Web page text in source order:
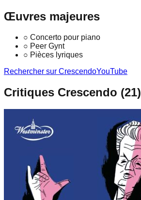
Œuvres majeures
○ Concerto pour piano
○ Peer Gynt
○ Pièces lyriques
Rechercher sur CrescendoYouTube
Critiques Crescendo (21)